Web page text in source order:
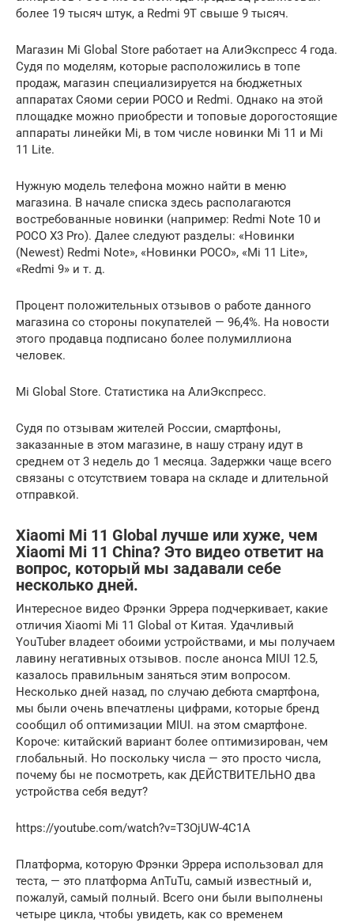
более 19 тысяч штук, а Redmi 9T свыше 9 тысяч.
Магазин Mi Global Store работает на АлиЭкспресс 4 года.
Судя по моделям, которые расположились в топе
продаж, магазин специализируется на бюджетных
аппаратах Сяоми серии POCO и Redmi. Однако на этой
площадке можно приобрести и топовые дорогостоящие
аппараты линейки Mi, в том числе новинки Mi 11 и Mi
11 Lite.
Нужную модель телефона можно найти в меню
магазина. В начале списка здесь располагаются
востребованные новинки (например: Redmi Note 10 и
POCO X3 Pro). Далее следуют разделы: «Новинки
(Newest) Redmi Note», «Новинки POCO», «Mi 11 Lite»,
«Redmi 9» и т. д.
Процент положительных отзывов о работе данного
магазина со стороны покупателей — 96,4%. На новости
этого продавца подписано более полумиллиона
человек.
Mi Global Store. Статистика на АлиЭкспресс.
Судя по отзывам жителей России, смартфоны,
заказанные в этом магазине, в нашу страну идут в
среднем от 3 недель до 1 месяца. Задержки чаще всего
связаны с отсутствием товара на складе и длительной
отправкой.
Xiaomi Mi 11 Global лучше или хуже, чем
Xiaomi Mi 11 China? Это видео ответит на
вопрос, который мы задавали себе
несколько дней.
Интересное видео Фрэнки Эррера подчеркивает, какие
отличия Xiaomi Mi 11 Global от Китая. Удачливый
YouTuber владеет обоими устройствами, и мы получаем
лавину негативных отзывов. после анонса MIUI 12.5,
казалось правильным заняться этим вопросом.
Несколько дней назад, по случаю дебюта смартфона,
мы были очень впечатлены цифрами, которые бренд
сообщил об оптимизации MIUI. на этом смартфоне.
Короче: китайский вариант более оптимизирован, чем
глобальный. Но поскольку числа — это просто числа,
почему бы не посмотреть, как ДЕЙСТВИТЕЛЬНО два
устройства себя ведут?
https://youtube.com/watch?v=T3OjUW-4C1A
Платформа, которую Фрэнки Эррера использовал для
теста, — это платформа AnTuTu, самый известный и,
пожалуй, самый полный. Всего они были выполнены
четыре цикла, чтобы увидеть, как со временем